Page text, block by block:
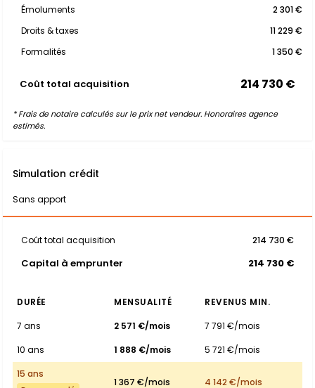
Émoluments
2 301 €
Droits & taxes
11 229 €
Formalités
1 350 €
Coût total acquisition 214 730 €
* Frais de notaire calculés sur le prix net vendeur. Honoraires agence
estimés.
Simulation crédit
Sans apport
Coût total acquisition 214 730 €
Capital à emprunter 214 730 €
DURÉE MENSUALITÉ
REVENUS MIN.
7 ans
2 571 €/mois
7 791 €/mois
10 ans
1 888 €/mois
5 721 €/mois
15 ans
1 367 €/mois 4 142 €/mois